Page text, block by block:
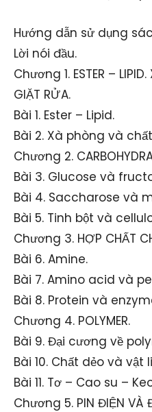
Hướng dẫn sử dụng
Lời nói đầu.
Chương 1. ESTER –
GIẶT RỬA.
Bài 1. Ester – Lipid.
Bài 2. Xà phòng và
Chương 2.
Bài 3. Glucose và
Bài 4. Saccharose và
Bài 5. Tinh bột và
Chương 3. HỢP CHẤT
Bài 6. Amine.
Bài 7. Amino acid và
Bài 8. Protein và
Chương 4. POLYMER.
Bài 9. Đại cương về
Bài 10. Chất dẻo và vật
Bài 11. Tơ – Cao su –
Chương 5. PIN ĐIỆN VÀ